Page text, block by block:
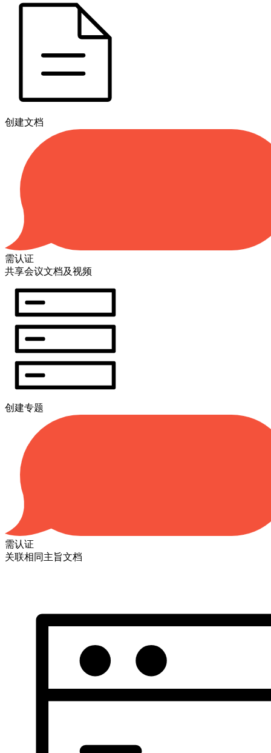
创建文档
需认证
共享会议文档及视频
创建专题
需认证
关联相同主旨文档